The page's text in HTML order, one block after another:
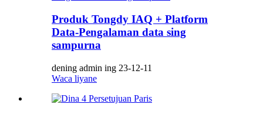
Produk Tongdy IAQ + Platform
Data-Pengalaman data sing
sampurna
dening admin ing 23-12-11
Waca liyane